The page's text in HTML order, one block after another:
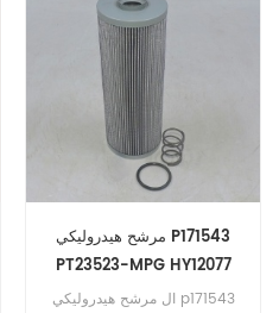
مرشح هيدروليكي P171543
PT23523-MPG HY12077
ال مرشح هيدروليكي p171543